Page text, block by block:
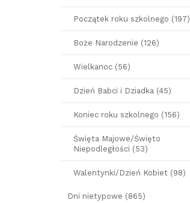
Początek roku szkolnego (197)
Boże Narodzenie (126)
Wielkanoc (56)
Dzień Babci i Dziadka (45)
Koniec roku szkolnego (156)
Święta Majowe/Święto
Niepodległości (53)
Walentynki/Dzień Kobiet (98)
Dni nietypowe (865)